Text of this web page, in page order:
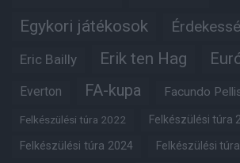
Egykori játékosok
Eric Bailly Erik ten Hag
Everton FA-kupa Facundo
Felkészülési túra 2022 Felkészülési túra
Felkészülési túra 2024 Felkészülési